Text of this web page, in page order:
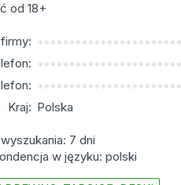
od 18+
***********************
***********************
***********************
Kraj: Polska
7 dni
w języku: polski